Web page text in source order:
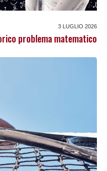
3 LUGLIO 2026
problema matematico